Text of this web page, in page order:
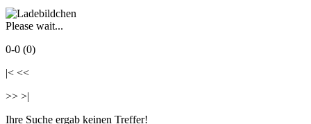
Please wait...
0-0 (0)
|< <<
>> >|
Ihre Suche ergab keinen Treffer!